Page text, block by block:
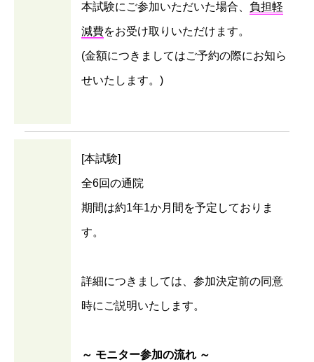
本試験にご参加いただいた場合、 負担軽
減費をお受け取りいただけます。
(金額につきましてはご予約の際にお知ら
せいたします。)
[本試験]
全6回の通院
期間は約1年1か月間を予定しておりま
す。
詳細につきましては、参加決定前の同意
時にご説明いたします。
～ モニター参加の流れ ～